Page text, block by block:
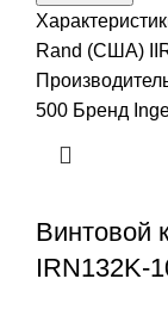
Rand (США)
500 Бренд
Винтовой
IRN132K-